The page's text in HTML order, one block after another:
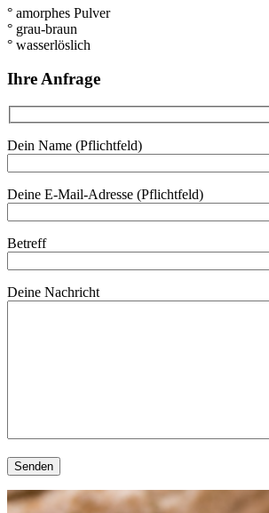
° amorphes Pulver
° grau-braun
° wasserlöslich
Ihre Anfrage
Dein Name (Pflichtfeld)
Deine E-Mail-Adresse (Pflichtfeld)
Betreff
Deine Nachricht